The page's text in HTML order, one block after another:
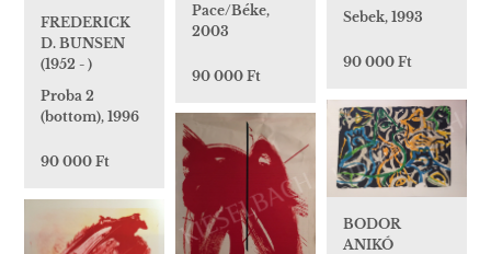
Sebek, 1993
90 000 Ft
Pace/Béke,
2003
90 000 Ft
FREDERICK
D. BUNSEN
(1952 - )
Proba 2
(bottom), 1996
90 000 Ft
BODOR
ANIKÓ